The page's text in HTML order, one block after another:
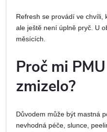
Refresh se provádí ve chvíli,
ale ještě není úplně pryč. U
měsících.
Proč mi
zmizelo?
Důvodem může být mastná
nevhodná péče, slunce,